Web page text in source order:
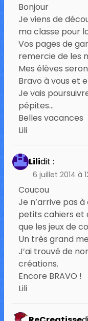
Bonjour
Je viens de
ma classe pour
Vos pages de
remercie de les
Mes élèves
Bravo à vous et
Je vais
pépites…
Belles vacances
Lili
Lilidit :
6 juillet 2014 à
Coucou
Je n’arrive pas
petits cahiers et
que les jeux de
Un très grand
J’ai trouvé de
créations.
Encore BRAVO !
Lili